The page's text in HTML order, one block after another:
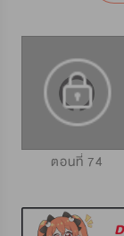
ตอนที่ 74